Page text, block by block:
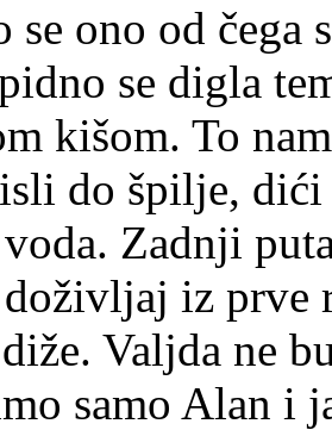
se ono od
se digla
kišom. To
do špilje, dići
voda. Zadnji
iz prve
Valjda ne
samo Alan i